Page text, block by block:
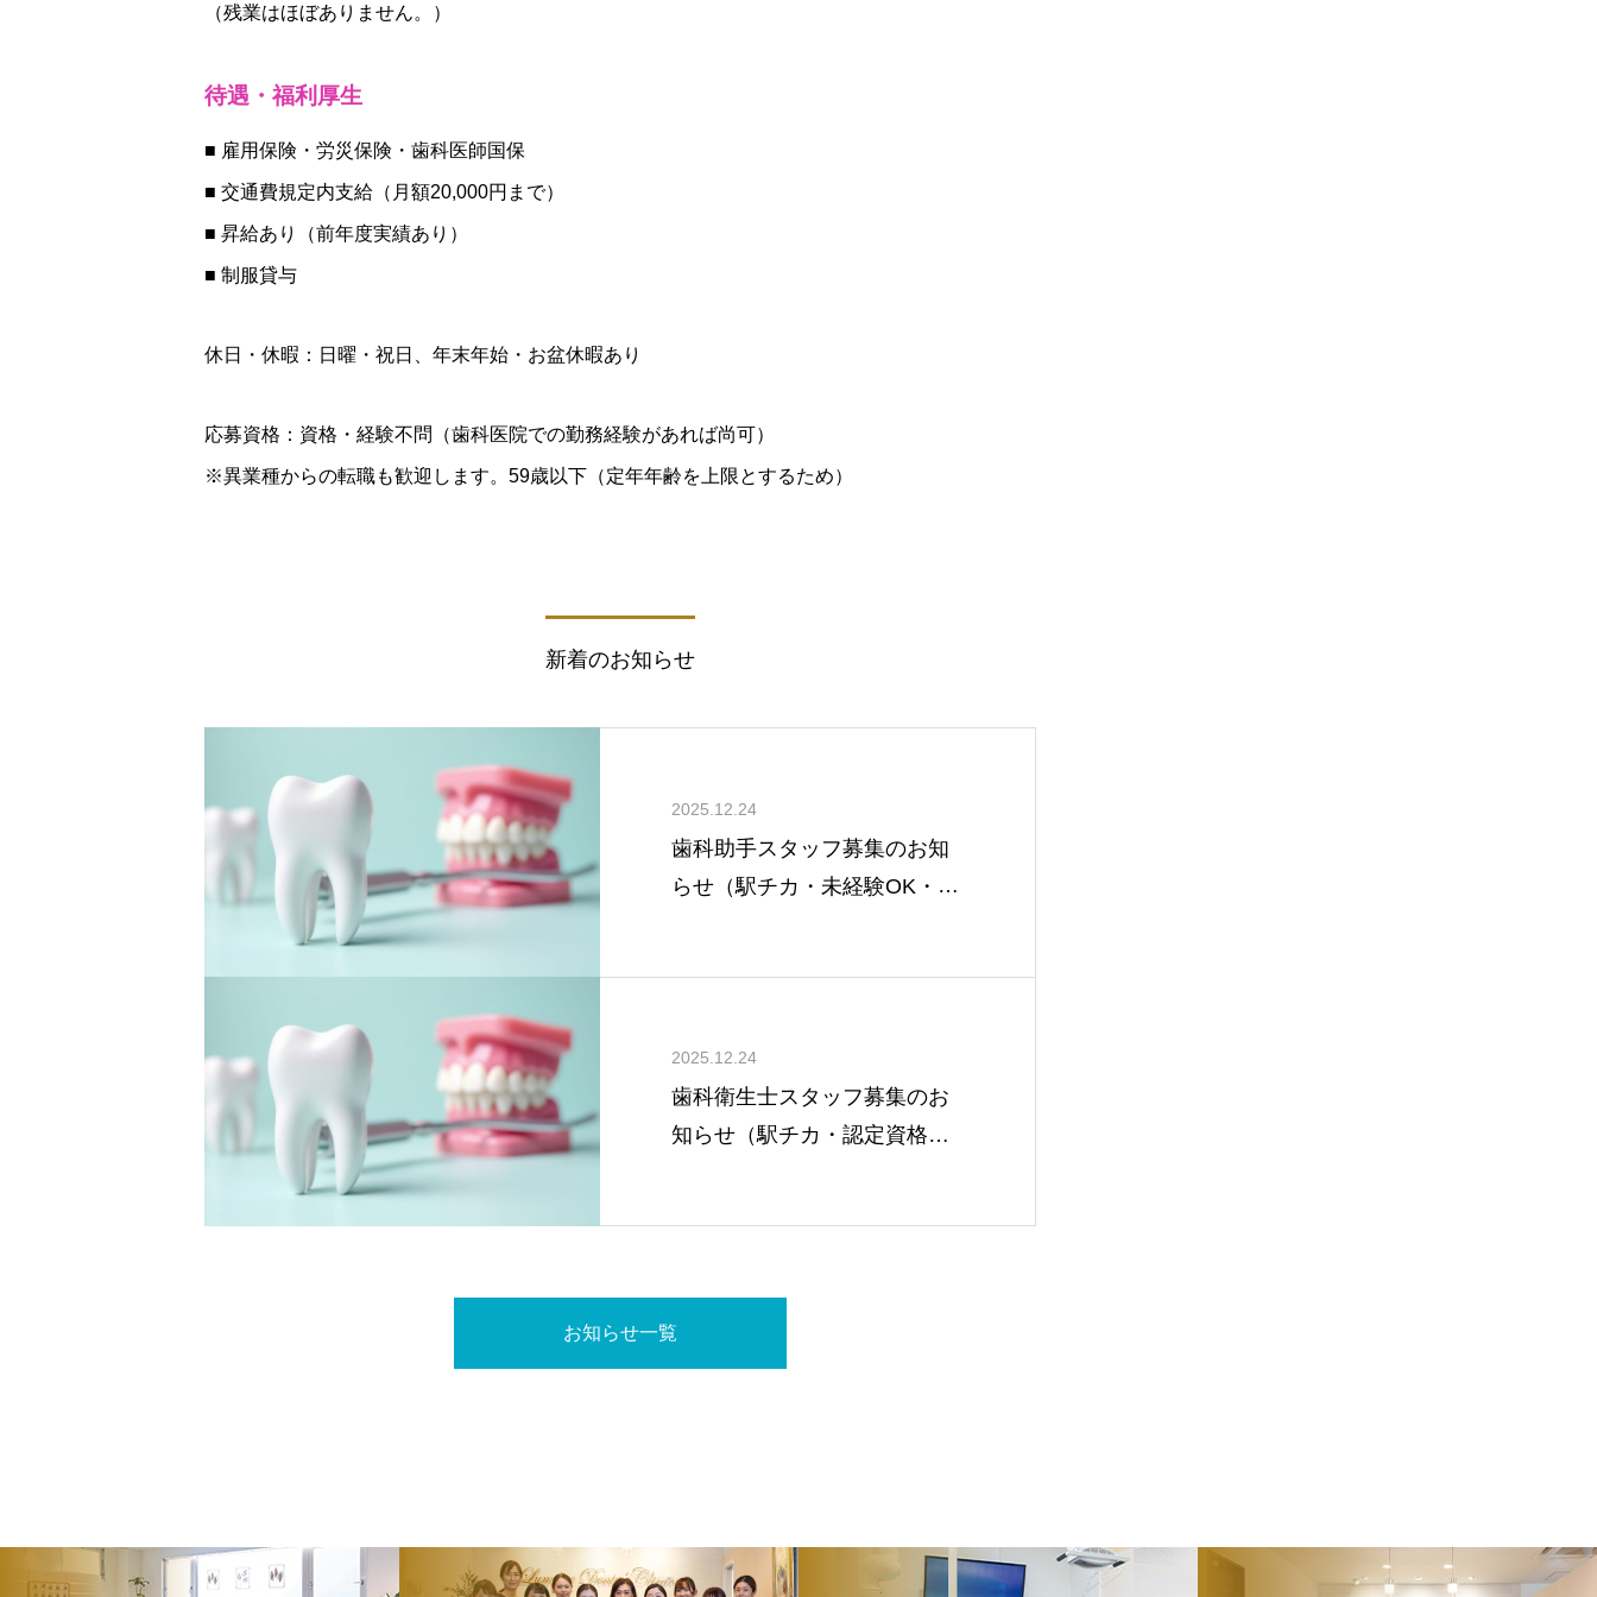
（残業はほぼありません。）
待遇・福利厚生
■ 雇用保険・労災保険・歯科医師国保
■ 交通費規定内支給（月額20,000円まで）
■ 昇給あり（前年度実績あり）
■ 制服貸与
休日・休暇：日曜・祝日、年末年始・お盆休暇あり
応募資格：資格・経験不問（歯科医院での勤務経験があれば尚可）
※異業種からの転職も歓迎します。59歳以下（定年年齢を上限とするため）
新着のお知らせ
2025.12.24
歯科助手スタッフ募集のお知
らせ（駅チカ・未経験OK・研
2025.12.24
歯科衛生士スタッフ募集のお
知らせ（駅チカ・認定資格支
お知らせ一覧